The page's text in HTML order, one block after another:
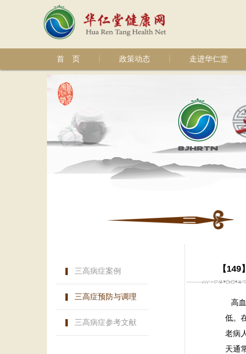
首 页 政策动态 走进华仁堂
三高病症案例
三高症预防与调理
三高病症参考文献
【
高
低。
老病
天通